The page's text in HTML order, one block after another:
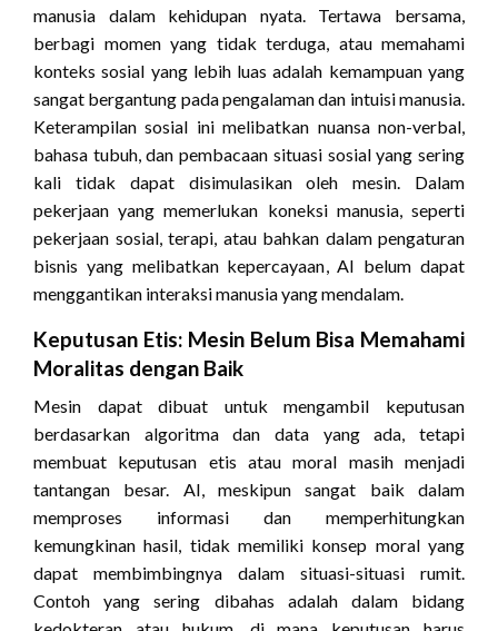
manusia dalam kehidupan nyata. Tertawa bersama,
berbagi momen yang tidak terduga, atau memahami
konteks sosial yang lebih luas adalah kemampuan yang
sangat bergantung pada pengalaman dan intuisi manusia.
Keterampilan sosial ini melibatkan nuansa non-verbal,
bahasa tubuh, dan pembacaan situasi sosial yang sering
kali tidak dapat disimulasikan oleh mesin. Dalam
pekerjaan yang memerlukan koneksi manusia, seperti
pekerjaan sosial, terapi, atau bahkan dalam pengaturan
bisnis yang melibatkan kepercayaan, AI belum dapat
menggantikan interaksi manusia yang mendalam.
Keputusan Etis: Mesin Belum Bisa Memahami
Moralitas dengan Baik
Mesin dapat dibuat untuk mengambil keputusan
berdasarkan algoritma dan data yang ada, tetapi
membuat keputusan etis atau moral masih menjadi
tantangan besar. AI, meskipun sangat baik dalam
memproses informasi dan memperhitungkan
kemungkinan hasil, tidak memiliki konsep moral yang
dapat membimbingnya dalam situasi-situasi rumit.
Contoh yang sering dibahas adalah dalam bidang